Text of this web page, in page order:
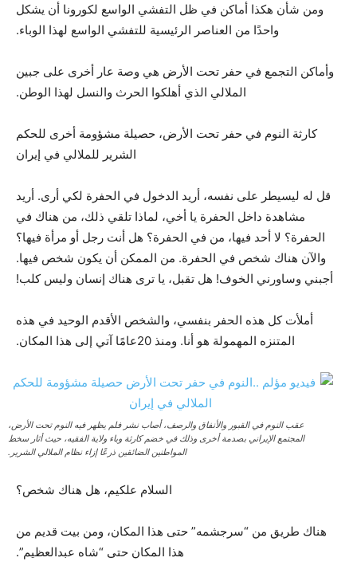
ومن شأن هكذا أماكن في ظل التفشي الواسع لكورونا أن يشكل
واحدًا من العناصر الرئيسية للتفشي الواسع لهذا الوباء.
وأماكن التجمع في حفر تحت الأرض هي وصة عار أخرى على جبين
الملالي الذي أهلكوا الحرث والنسل لهذا الوطن.
كارثة النوم في حفر تحت الأرض، حصيلة مشؤومة أخرى للحكم
الشرير للملالي في إيران
قل له ليسيطر على نفسه، أريد الدخول في الحفرة لكي أرى. أريد
مشاهدة داخل الحفرة يا أخي، لماذا تلقي ذلك، من هناك في
الحفرة؟ لا أحد فيها، من في الحفرة؟ هل أنت رجل أو مرأة فيها؟
والآن هناك شخص في الحفرة. من الممكن أن يكون شخص فيها.
أجبني وساورني الخوف! هل تقبل، يا ترى هناك إنسان وليس كلب!
أملأت كل هذه الحفر بنفسي، والشخص الأقدم الوحيد في هذه
المتنزه المهمولة هو أنا. ومنذ 20عامًا آتي إلى هذا المكان.
عقب النوم في القبور والأنفاق والرصف، أصاب نشر فلم يظهر فيه النوم تحت الأرض،
المجتمع الإيراني بصدمة أخرى وذلك في خضم كارثة وباء ولاية الفقيه، حيث أثار سخط
المواطنين الضائقين ذرعًا إزاء نظام الملالي الشرير.
السلام علكيم، هل هناك شخص؟
هناك طريق من “سرجشمه” حتى هذا المكان، ومن بيت قديم من
هذا المكان حتى “شاه عبدالعظيم”.